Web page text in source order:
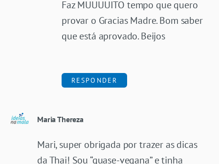
Faz MUUUUITO tempo que quero
provar o Gracias Madre. Bom saber
que está aprovado. Beijos
RESPONDER
Maria Thereza
Mari, super obrigada por trazer as dicas
da Thai! Sou “quase-vegana” e tinha